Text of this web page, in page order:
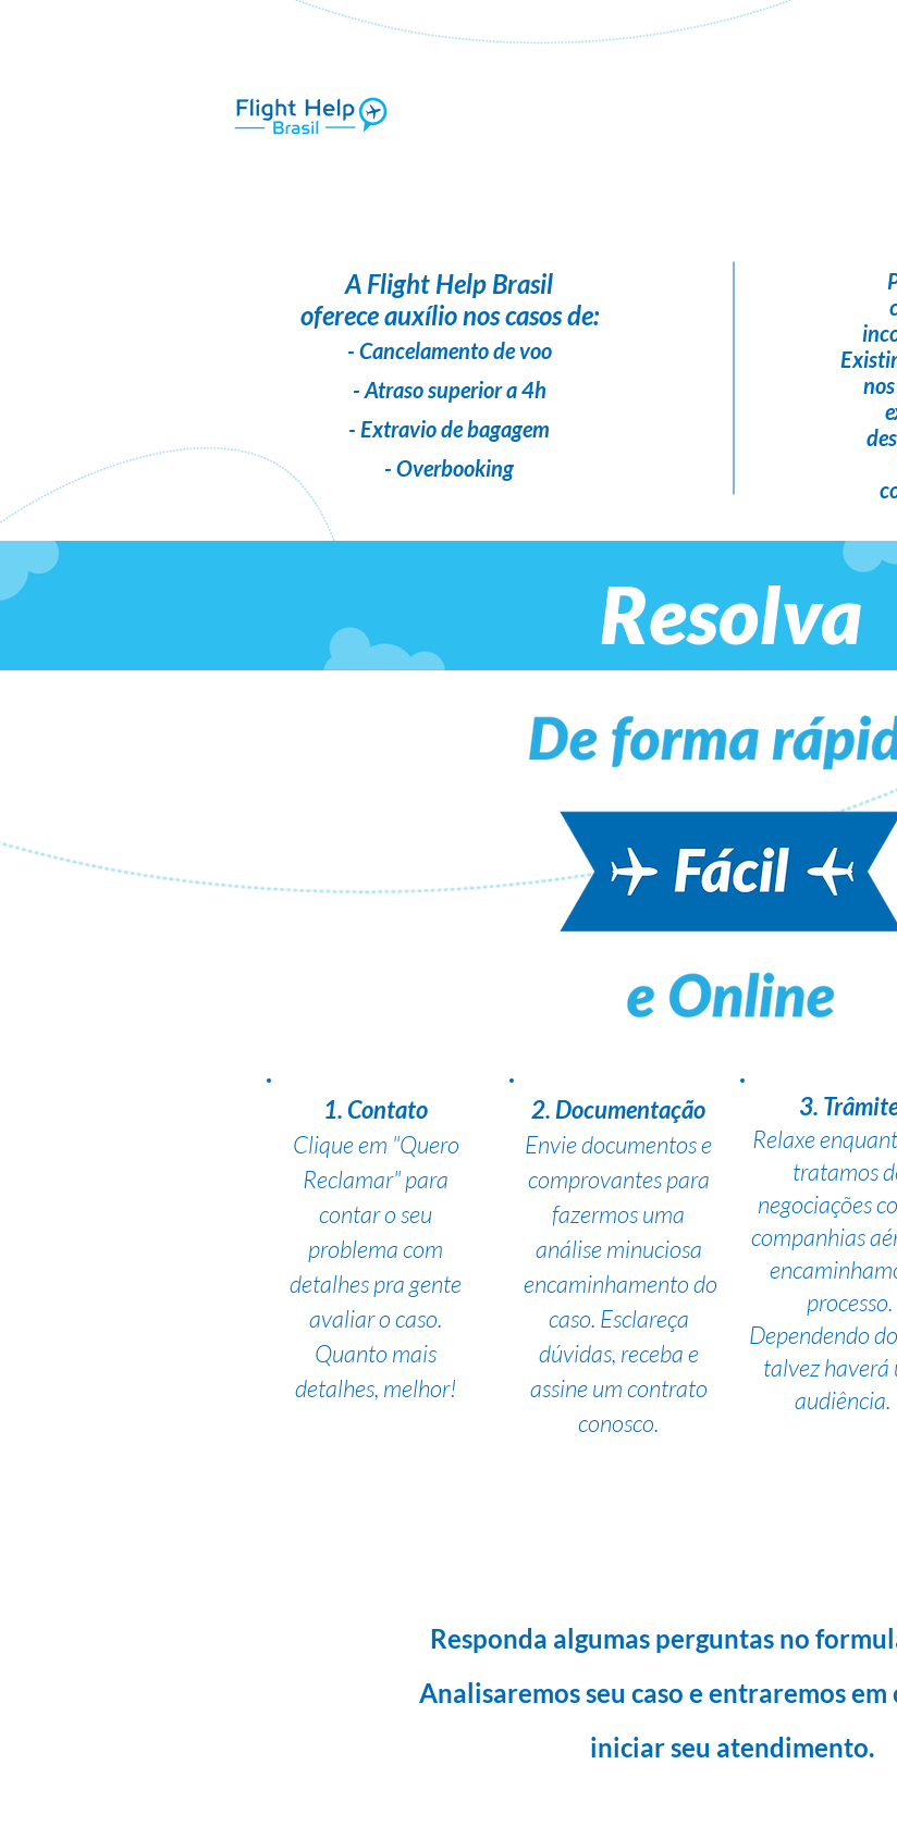
A Flight Help Brasil
oferece auxílio nos casos de:
- Cancelamento de voo
- Atraso superior a 4h
- Extravio de bagagem
- Overbooking
Resolva
1. Contato
Clique em "Quero
Reclamar" para
contar o seu
problema com
detalhes pra gente
avaliar o caso.
Quanto mais
detalhes, melhor!
2. Documentação
Envie documentos e
comprovantes para
fazermos uma
análise minuciosa
encaminhamento do
caso. Esclareça
dúvidas, receba e
assine um contrato
conosco.
3.
Relaxe
tratamos
negociações
companhias
processo.
Dependendo
talvez haverá
audiência.
Responda algumas perguntas no
Analisaremos seu caso e entraremos
iniciar seu atendimento.